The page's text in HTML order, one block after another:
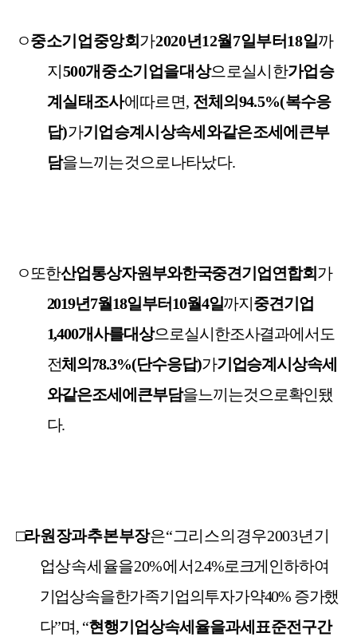
ㅇ중소기업중앙회가2020년12월7일부터18일까
지500개중소기업을대상으로실시한가업승
계실태조사에따르면, 전체의94.5%(복수응
답)가기업승계시상속세와같은조세에큰부
담을느끼는것으로 나타났다.
ㅇ또한산업통상자원부와한국중견기업연합회가
2019년7월18일부터10월4일까지 중견기업
1,400개사를대상으로실시한조사결과에서도
전체의 78.3%(단수응답)가기업승계시상속세
와같은조세에 큰부담을느끼는것으로확인됐
다.
□라원장과추본부장은“그리스의 경우2003년기
업상속세율을20%에서 2.4%로 크게 인하하여
기업상속을한가족기업의투자가약40% 증가했
다”며, “현행기업상속세율을과세표준전구간